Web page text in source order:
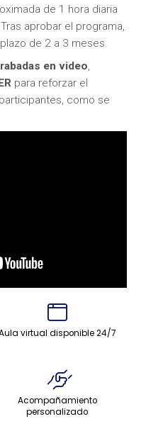
de 1 hora diaria
aprobar el programa,
de 2 a 3 meses.
en video,
para reforzar el
como se
virtual disponible 24/7
Acompañamiento
personalizado